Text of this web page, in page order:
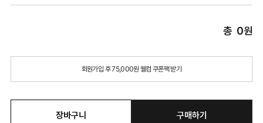
총 0원
회원가입 후 75,000원 웰컴 쿠폰팩 받기
장바구니 구매하기